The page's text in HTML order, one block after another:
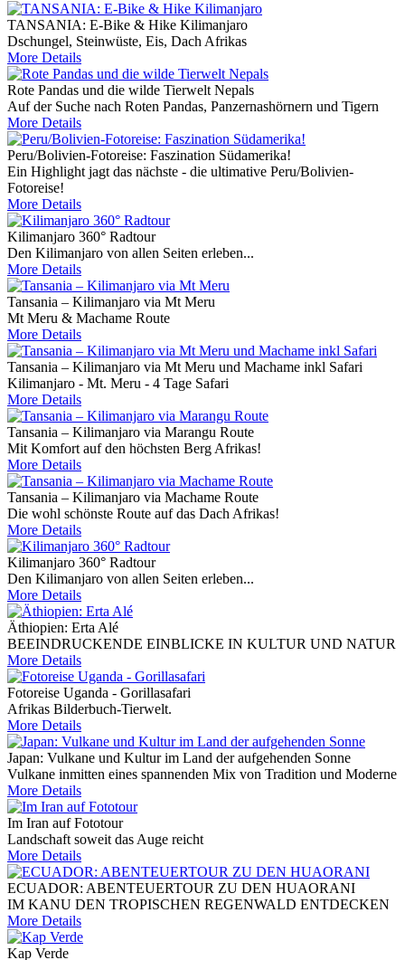
TANSANIA: E-Bike & Hike Kilimanjaro
Dschungel, Steinwüste, Eis, Dach Afrikas
More Details
Rote Pandas und die wilde Tierwelt Nepals
Auf der Suche nach Roten Pandas, Panzernashörnern und Tigern
More Details
Peru/Bolivien-Fotoreise: Faszination Südamerika!
Ein Highlight jagt das nächste - die ultimative Peru/Bolivien-
Fotoreise!
More Details
Kilimanjaro 360° Radtour
Den Kilimanjaro von allen Seiten erleben...
More Details
Tansania – Kilimanjaro via Mt Meru
Mt Meru & Machame Route
More Details
Tansania – Kilimanjaro via Mt Meru und Machame inkl Safari
Kilimanjaro - Mt. Meru - 4 Tage Safari
More Details
Tansania – Kilimanjaro via Marangu Route
Mit Komfort auf den höchsten Berg Afrikas!
More Details
Tansania – Kilimanjaro via Machame Route
Die wohl schönste Route auf das Dach Afrikas!
More Details
Kilimanjaro 360° Radtour
Den Kilimanjaro von allen Seiten erleben...
More Details
Äthiopien: Erta Alé
BEEINDRUCKENDE EINBLICKE IN KULTUR UND NATUR
More Details
Fotoreise Uganda - Gorillasafari
Afrikas Bilderbuch-Tierwelt.
More Details
Japan: Vulkane und Kultur im Land der aufgehenden Sonne
Vulkane inmitten eines spannenden Mix von Tradition und Moderne
More Details
Im Iran auf Fototour
Landschaft soweit das Auge reicht
More Details
ECUADOR: ABENTEUERTOUR ZU DEN HUAORANI
IM KANU DEN TROPISCHEN REGENWALD ENTDECKEN
More Details
Kap Verde